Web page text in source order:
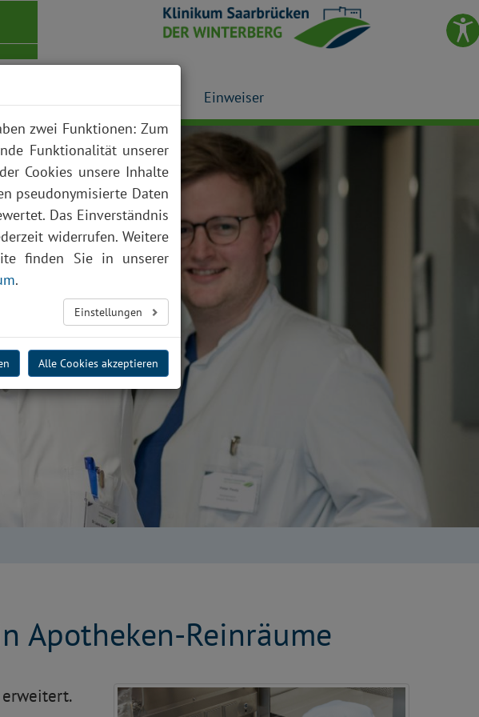
Einweiser
Apotheken-Reinräume
zwei Funktionen: Zum
Funktionalität unserer
Cookies unsere Inhalte
pseudonymisierte Daten
Das Einverständnis
widerrufen. Weitere
finden Sie in unserer
.
Einstellungen
Alle Cookies akzeptieren